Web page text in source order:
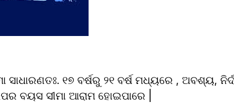
ସାଧାରଣତଃ. ୧୭ ବର୍ଷରୁ ୨୧ ବର୍ଷ ମଧ୍ୟରେ , ଅବଶ୍ୟ,
ବୟସ ସୀମା ଆରାମ ହୋଇପାରେ |